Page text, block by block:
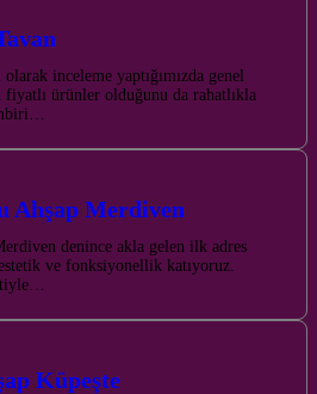
inceleme yaptığımızda genel
ürünler olduğunu da rahatlıkla
Ahşap Merdiven
denince akla gelen ilk adres
ve fonksiyonellik katıyoruz.
Küpeşte